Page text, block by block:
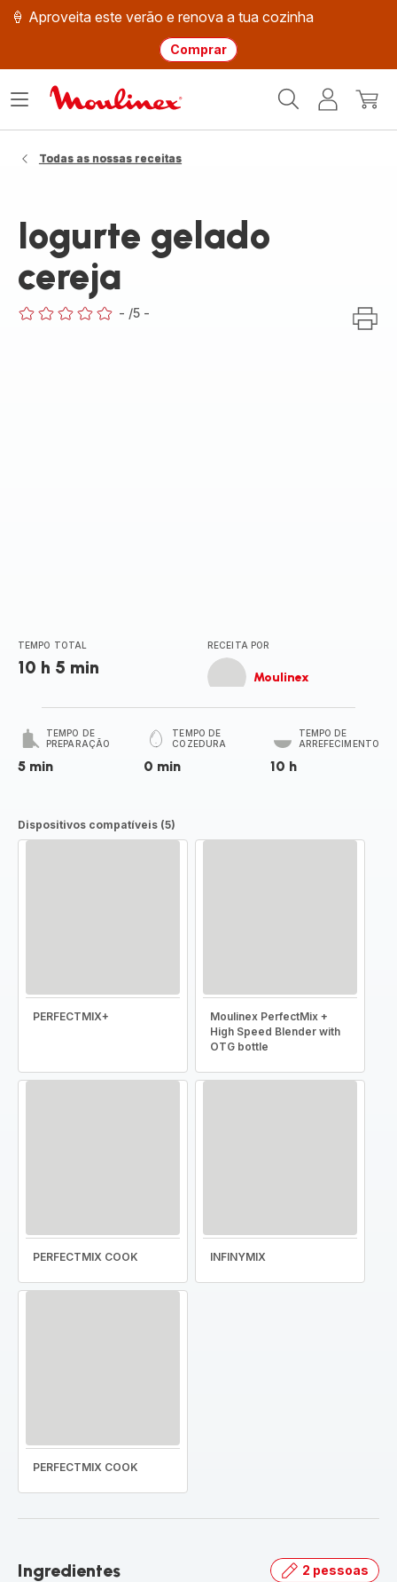
🍦 Aproveita este verão e renova a tua cozinha
Comprar
Moulinex
O
Abrir
Todas as nossas receitas
Iogurte gelado
cereja
- /5 -
TEMPO TOTAL
10 h 5 min
RECEITA POR
Moulinex
TEMPO DE
PREPARAÇÃO
5 min
TEMPO DE
COZEDURA
0 min
TEMPO DE
ARREFECIMENTO
10 h
Dispositivos compatíveis (5)
PERFECTMIX+
Moulinex PerfectMix +
High Speed Blender with
OTG bottle
PERFECTMIX COOK INFINYMIX
PERFECTMIX COOK
Ingredientes 2 pessoas